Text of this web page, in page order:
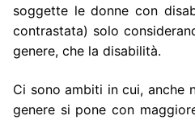
soggette le donne con
contrastata) solo
genere, che la disabilità.
Ci sono ambiti in cui, anche
genere si pone con